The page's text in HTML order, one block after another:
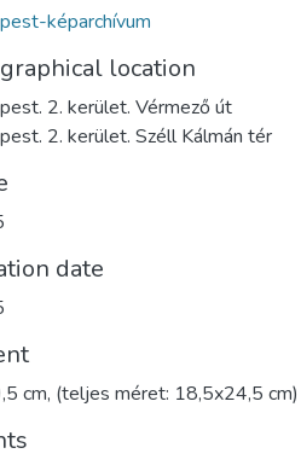
képarchívum
location
2. kerület. Vérmező út
2. kerület. Széll Kálmán tér
date
cm, (teljes méret: 18,5x24,5 cm)